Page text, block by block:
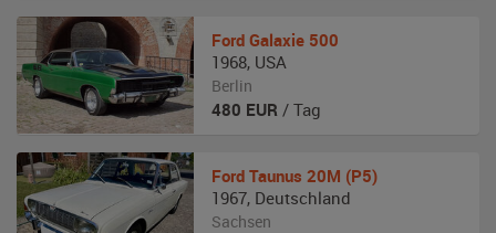
Ford Galaxie 500
1968, USA
Berlin
480 EUR / Tag
Ford Taunus 20M (P5)
1967, Deutschland
Sachsen